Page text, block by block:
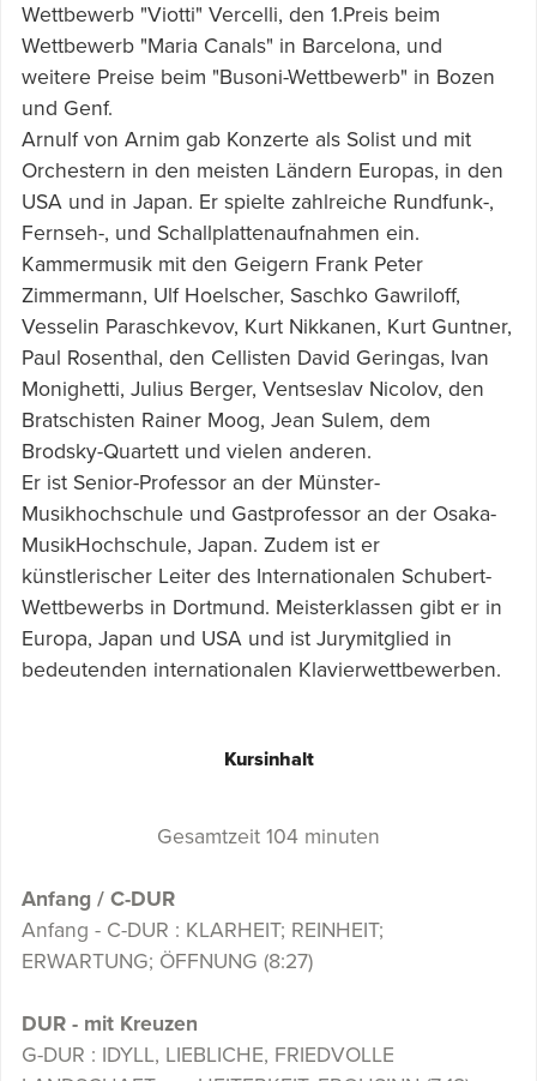
Wettbewerb "Viotti" Vercelli, den 1.Preis beim
Wettbewerb "Maria Canals" in Barcelona, und
weitere Preise beim "Busoni-Wettbewerb" in Bozen
und Genf.
Arnulf von Arnim gab Konzerte als Solist und mit
Orchestern in den meisten Ländern Europas, in den
USA und in Japan. Er spielte zahlreiche Rundfunk-,
Fernseh-, und Schallplattenaufnahmen ein.
Kammermusik mit den Geigern Frank Peter
Zimmermann, Ulf Hoelscher, Saschko Gawriloff,
Vesselin Paraschkevov, Kurt Nikkanen, Kurt Guntner,
Paul Rosenthal, den Cellisten David Geringas, Ivan
Monighetti, Julius Berger, Ventseslav Nicolov, den
Bratschisten Rainer Moog, Jean Sulem, dem
Brodsky-Quartett und vielen anderen.
Er ist Senior-Professor an der Münster-
Musikhochschule und Gastprofessor an der Osaka-
MusikHochschule, Japan. Zudem ist er
künstlerischer Leiter des Internationalen Schubert-
Wettbewerbs in Dortmund. Meisterklassen gibt er in
Europa, Japan und USA und ist Jurymitglied in
bedeutenden internationalen Klavierwettbewerben.
Kursinhalt
Gesamtzeit 104 minuten
Anfang / C-DUR
Anfang - C-DUR : KLARHEIT; REINHEIT;
ERWARTUNG; ÖFFNUNG (8:27)
DUR - mit Kreuzen
G-DUR : IDYLL, LIEBLICHE, FRIEDVOLLE